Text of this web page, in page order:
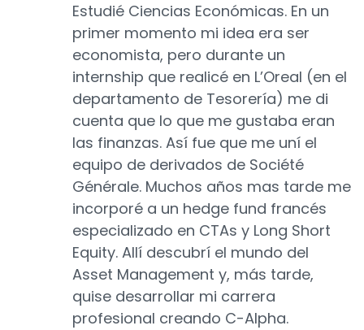
Estudié Ciencias Económicas. En un
primer momento mi idea era ser
economista, pero durante un
internship que realicé en L’Oreal (en el
departamento de Tesorería) me di
cuenta que lo que me gustaba eran
las finanzas. Así fue que me uní el
equipo de derivados de Société
Générale. Muchos años mas tarde me
incorporé a un hedge fund francés
especializado en CTAs y Long Short
Equity. Allí descubrí el mundo del
Asset Management y, más tarde,
quise desarrollar mi carrera
profesional creando C-Alpha.